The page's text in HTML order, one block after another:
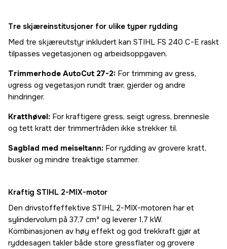
Tre skjæreinstitusjoner for ulike typer rydding
Med tre skjæreutstyr inkludert kan STIHL FS 240 C-E raskt
tilpasses vegetasjonen og arbeidsoppgaven.
Trimmerhode AutoCut 27-2: For trimming av gress,
ugress og vegetasjon rundt trær, gjerder og andre
hindringer.
Kratthøvel: For kraftigere gress, seigt ugress, brennesle
og tett kratt der trimmertråden ikke strekker til.
Sagblad med meiseltann: For rydding av grovere kratt,
busker og mindre treaktige stammer.
Kraftig STIHL 2-MIX-motor
Den drivstoffeffektive STIHL 2-MIX-motoren har et
sylindervolum på 37,7 cm³ og leverer 1,7 kW.
Kombinasjonen av høy effekt og god trekkraft gjør at
ryddesagen takler både store gressflater og grovere